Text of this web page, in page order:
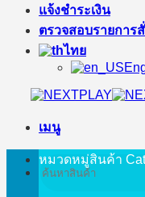
แจ้งชำระเงิน
ตรวจสอบรายการ
ไทย
เมนู
ค้นหา:
หมวดหมู่สินค้า